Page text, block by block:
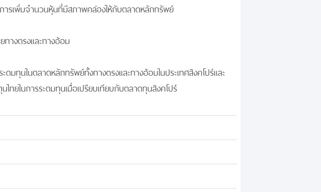
การเพิ่มจำนวนหุ้นที่มีสภาพคล่องให้กับตลาดหลักทรัพย์
ทางตรงและทางอ้อม
มทุนในตลาดหลักทรัพย์ทั้งทางตรงและทางอ้อมในประเทศสิงคโปร์และ
ไทยในการระดมทุนเมื่อเปรียบเทียบกับตลาดทุนสิงคโปร์